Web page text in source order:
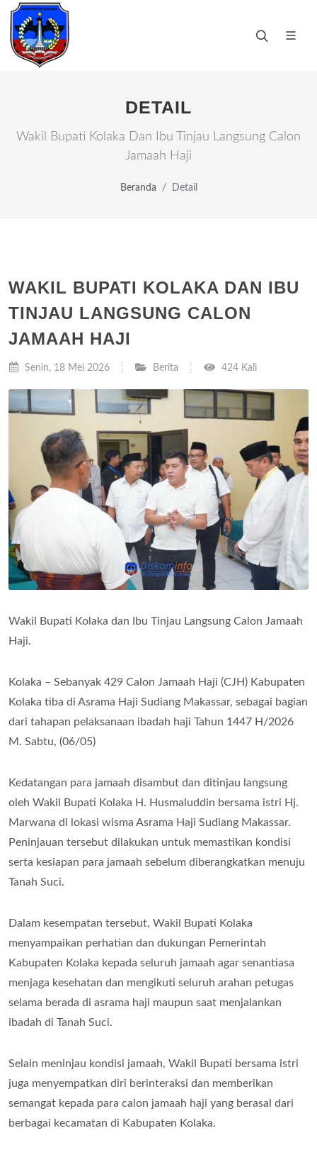
DETAIL
Wakil Bupati Kolaka Dan Ibu Tinjau Langsung Calon
Jamaah Haji
Beranda Detail
WAKIL BUPATI KOLAKA DAN IBU
TINJAU LANGSUNG CALON
JAMAAH HAJI
Senin, 18 Mei 2026 Berita 424 Kali
Wakil Bupati Kolaka dan Ibu Tinjau Langsung Calon Jamaah
Haji.
Kolaka – Sebanyak 429 Calon Jamaah Haji (CJH) Kabupaten
Kolaka tiba di Asrama Haji Sudiang Makassar, sebagai bagian
dari tahapan pelaksanaan ibadah haji Tahun 1447 H/2026
M. Sabtu, (06/05)
Kedatangan para jamaah disambut dan ditinjau langsung
oleh Wakil Bupati Kolaka H. Husmaluddin bersama istri Hj.
Marwana di lokasi wisma Asrama Haji Sudiang Makassar.
Peninjauan tersebut dilakukan untuk memastikan kondisi
serta kesiapan para jamaah sebelum diberangkatkan menuju
Tanah Suci.
Dalam kesempatan tersebut, Wakil Bupati Kolaka
menyampaikan perhatian dan dukungan Pemerintah
Kabupaten Kolaka kepada seluruh jamaah agar senantiasa
menjaga kesehatan dan mengikuti seluruh arahan petugas
selama berada di asrama haji maupun saat menjalankan
ibadah di Tanah Suci.
Selain meninjau kondisi jamaah, Wakil Bupati bersama istri
juga menyempatkan diri berinteraksi dan memberikan
semangat kepada para calon jamaah haji yang berasal dari
berbagai kecamatan di Kabupaten Kolaka.